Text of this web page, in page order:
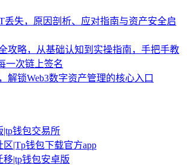
丢失，原因剖析、应对指南与资产安全启
攻略，从基础认知到实操指南，手把手教
一次链上签名
解锁Web3数字资产管理的核心入口
|tp钱包交易所
区|Tp钱包下载官方app
移|tp钱包安卓版